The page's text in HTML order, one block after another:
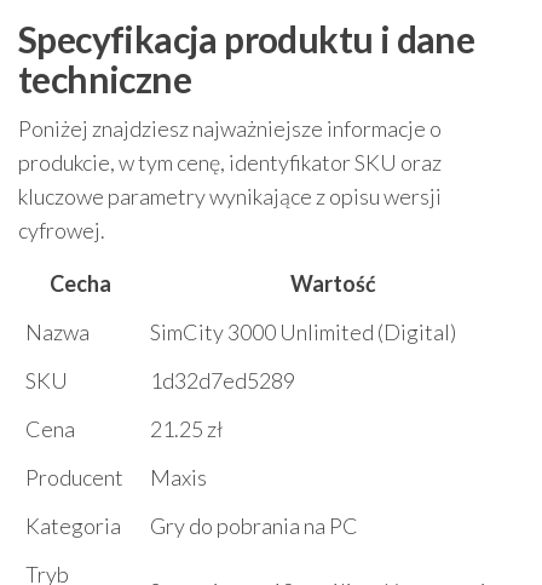
Specyfikacja produktu i dane
techniczne
Poniżej znajdziesz najważniejsze informacje o
produkcie, w tym cenę, identyfikator SKU oraz
kluczowe parametry wynikające z opisu wersji
cyfrowej.
Cecha
Wartość
Nazwa
SimCity 3000 Unlimited (Digital)
SKU
1d32d7ed5289
Cena
21.25 zł
Producent
Maxis
Kategoria
Gry do pobrania na PC
Tryb